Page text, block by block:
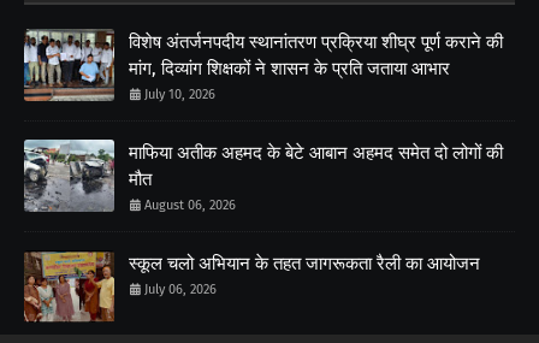
विशेष अंतर्जनपदीय स्थानांतरण प्रक्रिया शीघ्र पूर्ण कराने की
मांग, दिव्यांग शिक्षकों ने शासन के प्रति जताया आभार
July 10, 2026
माफिया अतीक अहमद के बेटे आबान अहमद समेत दो लोगों की
मौत
August 06, 2026
स्कूल चलो अभियान के तहत जागरूकता रैली का आयोजन
July 06, 2026